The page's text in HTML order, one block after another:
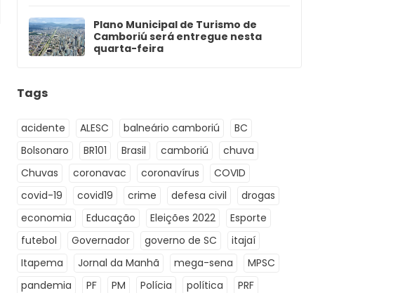
Plano Municipal de Turismo de
Camboriú será entregue nesta
quarta-feira
Tags
acidente ALESC balneário camboriú
BC
Bolsonaro
BR101 Brasil camboriú
chuva
Chuvas
coronavac coronavírus
COVID
covid-19
covid19 crime defesa civil
drogas
economia
Educação Eleições 2022
Esporte
futebol
Governador governo de SC
itajaí
Itapema
Jornal da Manhã mega-sena
MPSC
pandemia
PF PM Polícia política
PRF